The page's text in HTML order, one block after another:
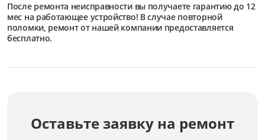
После ремонта неисправности вы получаете гарантию до 12
мес на работающее устройство! В случае повторной
поломки, ремонт от нашей компании предоставляется
бесплатно.
Оставьте заявку на ремонт